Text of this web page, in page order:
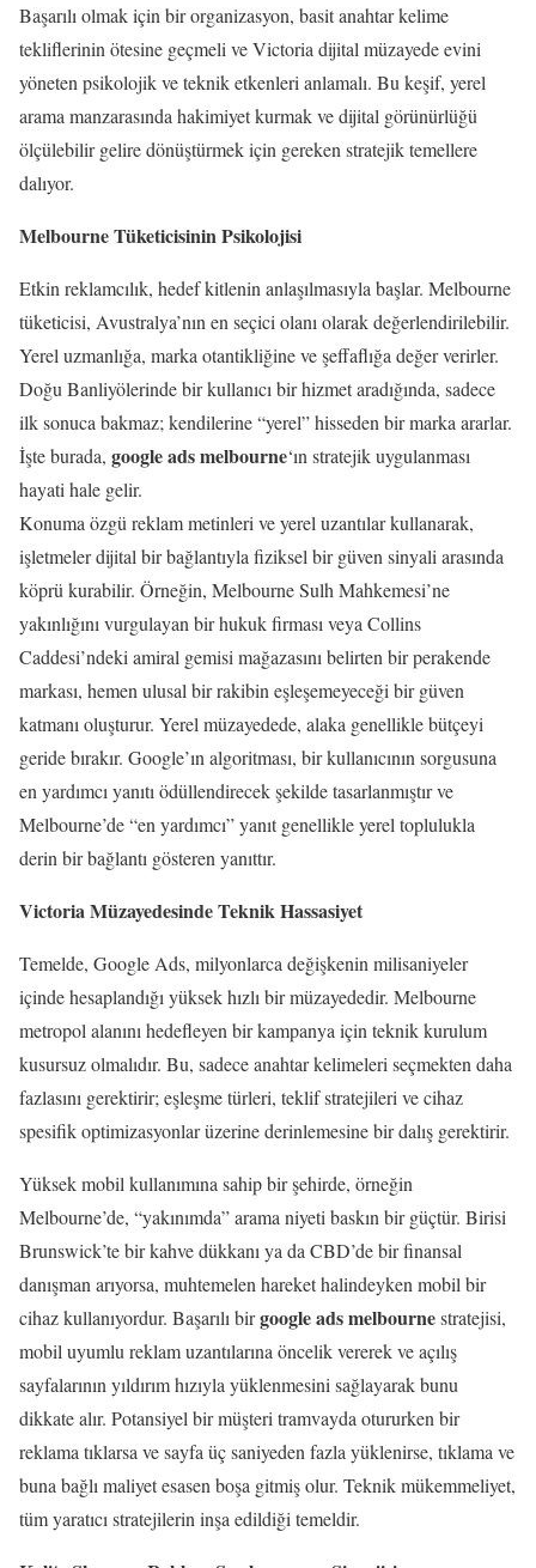
Başarılı olmak için bir organizasyon, basit anahtar kelime
tekliflerinin ötesine geçmeli ve Victoria dijital müzayede evini
yöneten psikolojik ve teknik etkenleri anlamalı. Bu keşif, yerel
arama manzarasında hakimiyet kurmak ve dijital görünürlüğü
ölçülebilir gelire dönüştürmek için gereken stratejik temellere
dalıyor.
Melbourne Tüketicisinin Psikolojisi
Etkin reklamcılık, hedef kitlenin anlaşılmasıyla başlar. Melbourne
tüketicisi, Avustralya’nın en seçici olanı olarak değerlendirilebilir.
Yerel uzmanlığa, marka otantikliğine ve şeffaflığa değer verirler.
Doğu Banliyölerinde bir kullanıcı bir hizmet aradığında, sadece
ilk sonuca bakmaz; kendilerine “yerel” hisseden bir marka ararlar.
İşte burada, google ads melbourne‘ın stratejik uygulanması
hayati hale gelir.
Konuma özgü reklam metinleri ve yerel uzantılar kullanarak,
işletmeler dijital bir bağlantıyla fiziksel bir güven sinyali arasında
köprü kurabilir. Örneğin, Melbourne Sulh Mahkemesi’ne
yakınlığını vurgulayan bir hukuk firması veya Collins
Caddesi’ndeki amiral gemisi mağazasını belirten bir perakende
markası, hemen ulusal bir rakibin eşleşemeyeceği bir güven
katmanı oluşturur. Yerel müzayedede, alaka genellikle bütçeyi
geride bırakır. Google’ın algoritması, bir kullanıcının sorgusuna
en yardımcı yanıtı ödüllendirecek şekilde tasarlanmıştır ve
Melbourne’de “en yardımcı” yanıt genellikle yerel toplulukla
derin bir bağlantı gösteren yanıttır.
Victoria Müzayedesinde Teknik Hassasiyet
Temelde, Google Ads, milyonlarca değişkenin milisaniyeler
içinde hesaplandığı yüksek hızlı bir müzayededir. Melbourne
metropol alanını hedefleyen bir kampanya için teknik kurulum
kusursuz olmalıdır. Bu, sadece anahtar kelimeleri seçmekten daha
fazlasını gerektirir; eşleşme türleri, teklif stratejileri ve cihaz
spesifik optimizasyonlar üzerine derinlemesine bir dalış gerektirir.
Yüksek mobil kullanımına sahip bir şehirde, örneğin
Melbourne’de, “yakınımda” arama niyeti baskın bir güçtür. Birisi
Brunswick’te bir kahve dükkanı ya da CBD’de bir finansal
danışman arıyorsa, muhtemelen hareket halindeyken mobil bir
cihaz kullanıyordur. Başarılı birgoogle ads melbournestratejisi,
mobil uyumlu reklam uzantılarına öncelik vererek ve açılış
sayfalarının yıldırım hızıyla yüklenmesini sağlayarak bunu
dikkate alır. Potansiyel bir müşteri tramvayda otururken bir
reklama tıklarsa ve sayfa üç saniyeden fazla yüklenirse, tıklama ve
buna bağlı maliyet esasen boşa gitmiş olur. Teknik mükemmeliyet,
tüm yaratıcı stratejilerin inşa edildiği temeldir.